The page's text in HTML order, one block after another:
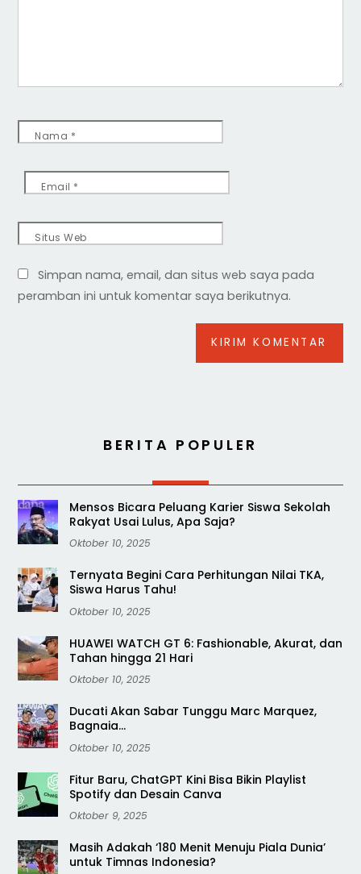
Nama *
Email *
Situs Web
Simpan nama, email, dan situs web saya pada
peramban ini untuk komentar saya berikutnya.
BERITA POPULER
Mensos Bicara Peluang Karier Siswa Sekolah
Rakyat Usai Lulus, Apa Saja?
Oktober 10, 2025
Ternyata Begini Cara Perhitungan Nilai TKA,
Siswa Harus Tahu!
Oktober 10, 2025
HUAWEI WATCH GT 6: Fashionable, Akurat, dan
Tahan hingga 21 Hari
Oktober 10, 2025
Ducati Akan Sabar Tunggu Marc Marquez,
Bagnaia…
Oktober 10, 2025
Fitur Baru, ChatGPT Kini Bisa Bikin Playlist
Spotify dan Desain Canva
Oktober 9, 2025
Masih Adakah ‘180 Menit Menuju Piala Dunia’
untuk Timnas Indonesia?